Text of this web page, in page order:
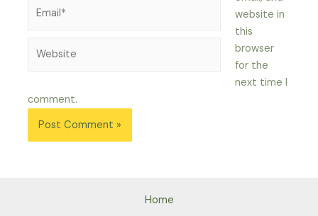
website in
this
browser
for the
next time I
comment.
Home